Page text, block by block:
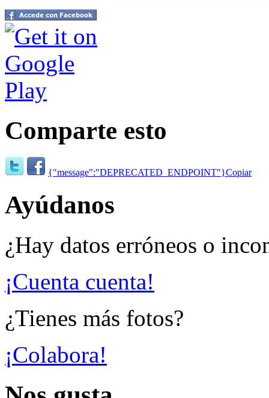
Comparte esto
{"message":"DEPRECATED_ENDPOINT"}Copiar
Ayúdanos
¿Hay datos erróneos o
¡Cuenta cuenta!
¿Tienes más fotos?
¡Colabora!